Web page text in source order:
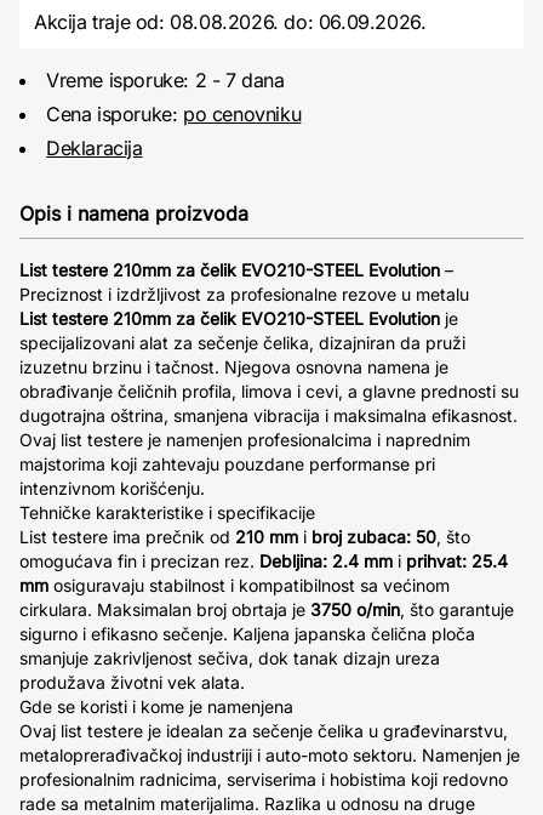
Akcija traje od: 08.08.2026.do: 06.09.2026.
Vreme isporuke: 2 - 7 dana
Cena isporuke: po cenovniku
Deklaracija
Opis i namena proizvoda
List testere 210mm za čelik EVO210-STEEL Evolution –
Preciznost i izdržljivost za profesionalne rezove u metalu
List testere 210mm za čelik EVO210-STEEL Evolution je
specijalizovani alat za sečenje čelika, dizajniran da pruži
izuzetnu brzinu i tačnost. Njegova osnovna namena je
obrađivanje čeličnih profila, limova i cevi, a glavne prednosti su
dugotrajna oštrina, smanjena vibracija i maksimalna efikasnost.
Ovaj list testere je namenjen profesionalcima i naprednim
majstorima koji zahtevaju pouzdane performanse pri
intenzivnom korišćenju.
Tehničke karakteristike i specifikacije
List testere ima prečnik od 210 mm i broj zubaca: 50, što
omogućava fin i precizan rez. Debljina: 2.4 mm i prihvat: 25.4
mm osiguravaju stabilnost i kompatibilnost sa većinom
cirkulara. Maksimalan broj obrtaja je 3750 o/min, što garantuje
sigurno i efikasno sečenje. Kaljena japanska čelična ploča
smanjuje zakrivljenost sečiva, dok tanak dizajn ureza
produžava životni vek alata.
Gde se koristi i kome je namenjena
Ovaj list testere je idealan za sečenje čelika u građevinarstvu,
metaloprerađivačkoj industriji i auto-moto sektoru. Namenjen je
profesionalnim radnicima, serviserima i hobistima koji redovno
rade sa metalnim materijalima. Razlika u odnosu na druge